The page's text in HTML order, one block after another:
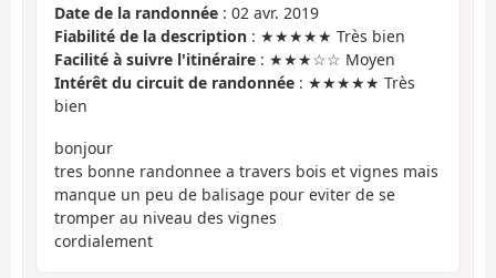
Date de la randonnée : 02 avr. 2019
Fiabilité de la description : ★★★★★ Très bien
Facilité à suivre l'itinéraire : ★★★☆☆ Moyen
Intérêt du circuit de randonnée : ★★★★★ Très
bien
bonjour
tres bonne randonnee a travers bois et vignes mais
manque un peu de balisage pour eviter de se
tromper au niveau des vignes
cordialement